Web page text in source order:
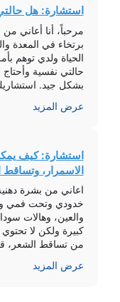
استشارة: هل
مرحباً، أنا أعاني
برتخاء في المعدة
الحياة ولدي توهم
حالتي نفسية
بشكل جيد.
النفسية. هذه
عرض المزيد
استشارة: كيف
الاسمرار، وتساقط
اعاني من بشرة
خدودي وتحت فمي
والعين، وهالات
كبيرة ولكن لا
من تساقط الشعر،
عرض المزيد